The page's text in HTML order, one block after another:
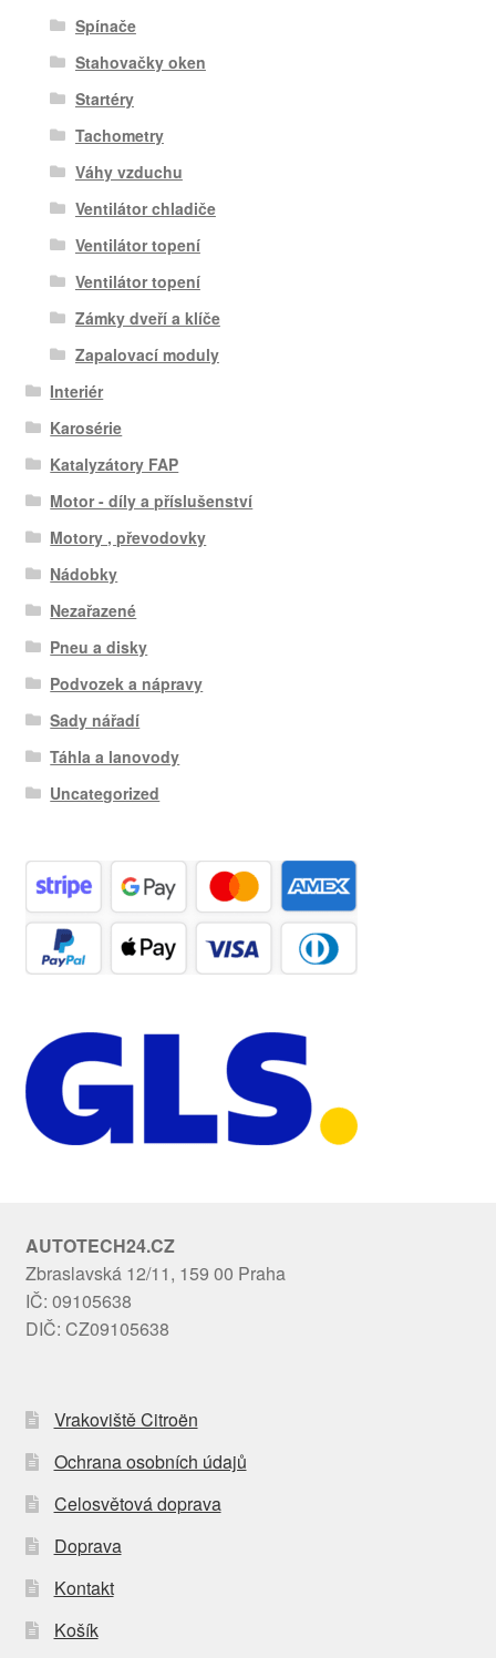
Spínače
Stahovačky oken
Startéry
Tachometry
Váhy vzduchu
Ventilátor chladiče
Ventilátor topení
Ventilátor topení
Zámky dveří a klíče
Zapalovací moduly
Interiér
Karosérie
Katalyzátory FAP
Motor - díly a příslušenství
Motory , převodovky
Nádobky
Nezařazené
Pneu a disky
Podvozek a nápravy
Sady nářadí
Táhla a lanovody
Uncategorized
AUTOTECH24.CZ
Zbraslavská 12/11, 159 00 Praha
IČ: 09105638
DIČ: CZ09105638
Vrakoviště Citroën
Ochrana osobních údajů
Celosvětová doprava
Doprava
Kontakt
Košík